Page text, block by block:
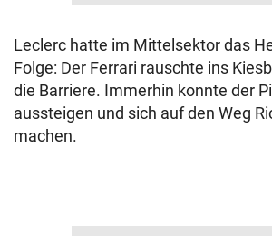
Leclerc hatte im Mittelsektor das
Folge: Der Ferrari rauschte ins
die Barriere. Immerhin konnte der
aussteigen und sich auf den Weg
machen.